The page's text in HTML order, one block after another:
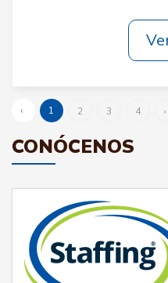
‹ 1 2 3 4 ›
CONÓCENOS